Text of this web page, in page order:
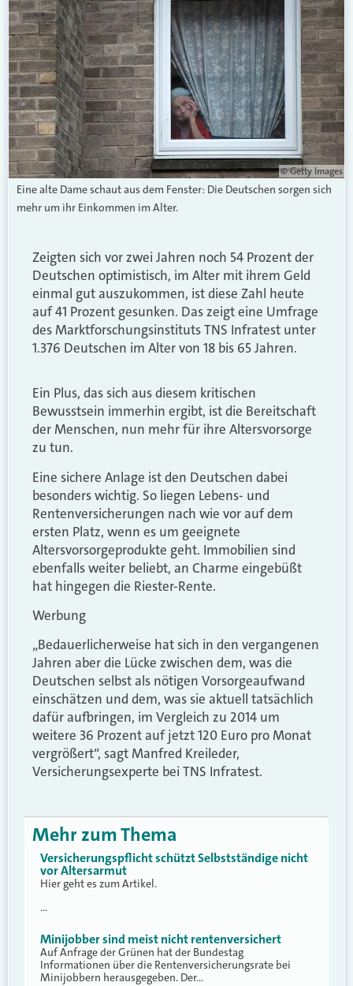
© Getty Images
Eine alte Dame schaut aus dem Fenster: Die Deutschen sorgen sich
mehr um ihr Einkommen im Alter.
Zeigten sich vor zwei Jahren noch 54 Prozent der
Deutschen optimistisch, im Alter mit ihrem Geld
einmal gut auszukommen, ist diese Zahl heute
auf 41 Prozent gesunken. Das zeigt eine Umfrage
des Marktforschungsinstituts TNS Infratest unter
1.376 Deutschen im Alter von 18 bis 65 Jahren.
Ein Plus, das sich aus diesem kritischen
Bewusstsein immerhin ergibt, ist die Bereitschaft
der Menschen, nun mehr für ihre Altersvorsorge
zu tun.
Eine sichere Anlage ist den Deutschen dabei
besonders wichtig. So liegen Lebens- und
Rentenversicherungen nach wie vor auf dem
ersten Platz, wenn es um geeignete
Altersvorsorgeprodukte geht. Immobilien sind
ebenfalls weiter beliebt, an Charme eingebüßt
hat hingegen die Riester-Rente.
Werbung
„Bedauerlicherweise hat sich in den vergangenen
Jahren aber die Lücke zwischen dem, was die
Deutschen selbst als nötigen Vorsorgeaufwand
einschätzen und dem, was sie aktuell tatsächlich
dafür aufbringen, im Vergleich zu 2014 um
weitere 36 Prozent auf jetzt 120 Euro pro Monat
vergrößert“, sagt Manfred Kreileder,
Versicherungsexperte bei TNS Infratest.
Mehr zum Thema
Versicherungspflicht schützt Selbstständige nicht
vor Altersarmut
Hier geht es zum Artikel.
…
Minijobber sind meist nicht rentenversichert
Auf Anfrage der Grünen hat der Bundestag
Informationen über die Rentenversicherungsrate bei
Minijobbern herausgegeben. Der…